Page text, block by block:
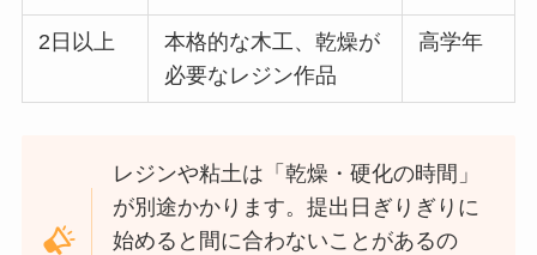
2日以上
本格的な木工、乾燥が
必要なレジン作品
高学年
レジンや粘土は「乾燥・硬化の時間」
が別途かかります。提出日ぎりぎりに
始めると間に合わないことがあるの